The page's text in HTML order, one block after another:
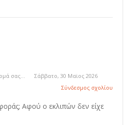
σας...
Σάββατο, 30 Μαϊος 2026
Σύνδεσμος σχολίου
Αφού ο εκλιπών δεν είχε